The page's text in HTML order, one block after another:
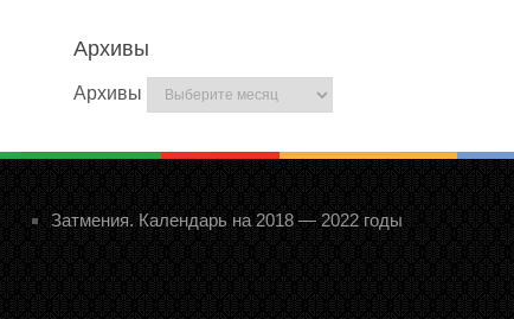
Архивы
Архивы
Затмения. Календарь на 2018 — 2022 годы